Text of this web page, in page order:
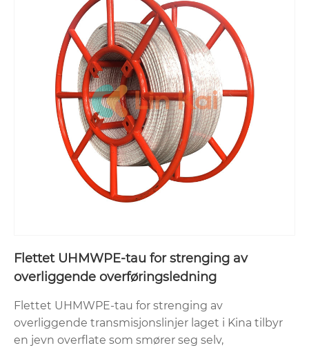
Flettet UHMWPE-tau for strenging av
overliggende overføringsledning
Flettet UHMWPE-tau for strenging av
overliggende transmisjonslinjer laget i Kina tilbyr
en jevn overflate som smører seg selv,